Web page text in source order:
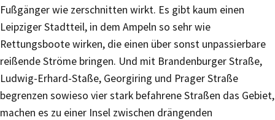
Fußgänger wie zerschnitten wirkt. Es gibt kaum einen
Leipziger Stadtteil, in dem Ampeln so sehr wie
Rettungsboote wirken, die einen über sonst unpassierbare
reißende Ströme bringen. Und mit Brandenburger Straße,
Ludwig-Erhard-Staße, Georgiring und Prager Straße
begrenzen sowieso vier stark befahrene Straßen das Gebiet,
machen es zu einer Insel zwischen drängenden